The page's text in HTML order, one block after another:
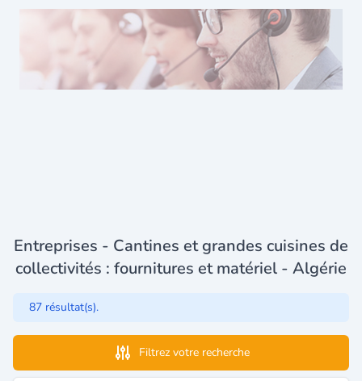
Entreprises - Cantines et grandes cuisines de
collectivités : fournitures et matériel - Algérie
87 résultat(s).
Filtrez votre recherche